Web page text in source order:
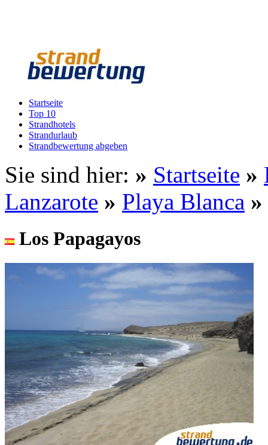
Startseite
Top 10
Strandhotels
Strandurlaub
Strandbewertung abgeben
Sie sind hier: » Startseite »
Lanzarote » Playa Blanca »
Los Papagayos